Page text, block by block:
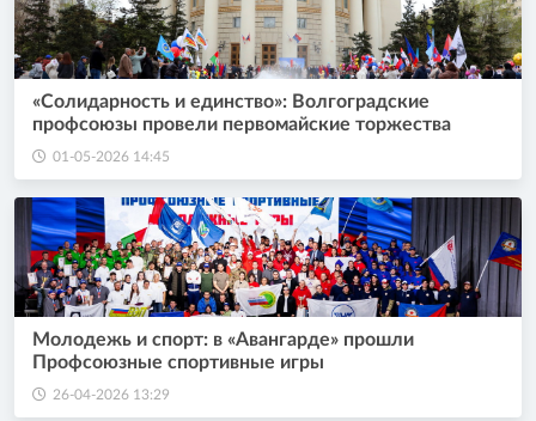
«Солидарность и единство»: Волгоградские
профсоюзы провели первомайские торжества
01-05-2026 14:45
Молодежь и спорт: в «Авангарде» прошли
Профсоюзные спортивные игры
26-04-2026 13:29